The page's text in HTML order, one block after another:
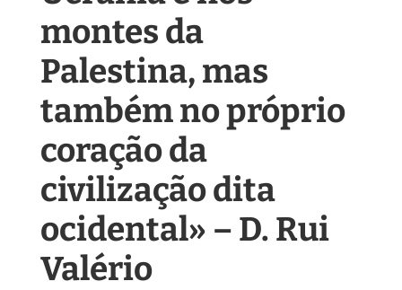
montes da
Palestina, mas
também no próprio
coração da
civilização dita
ocidental» – D. Rui
Valério